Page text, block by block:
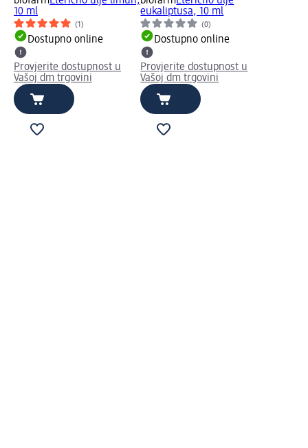
10 ml
(1)
Dostupno online
Provjerite dostupnost u
Vašoj dm trgovini
eukaliptusa, 10 ml
(0)
Dostupno online
Provjerite dostupnost u
Vašoj dm trgovini